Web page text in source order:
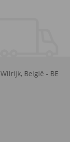
Wilrijk, België - BE